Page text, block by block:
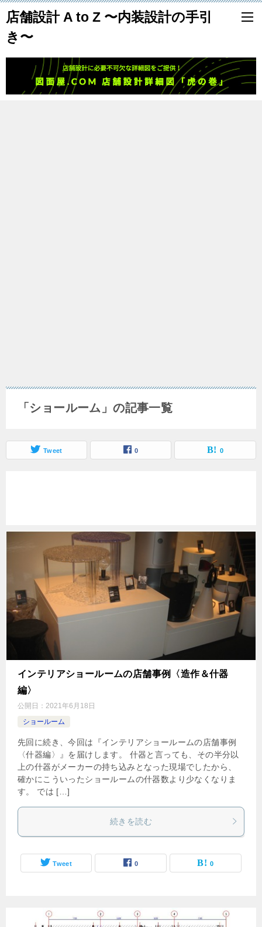
店舗設計 A to Z 〜内装設計の手引
き〜
「ショールーム」の記事一覧
Tweet 0 0
インテリアショールームの店舗事例〈造作＆什器
編〉
公開日： 2021年6月18日
ショールーム
先回に続き、今回は『インテリアショールームの店舗事例
〈什器編〉』を届けします。 什器と言っても、その半分以
上の什器がメーカーの持ち込みとなった現場でしたから、
確かにこういったショールームの什器数より少なくなりま
す。 では […]
続きを読む
Tweet 0 0